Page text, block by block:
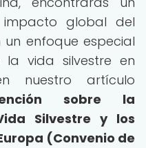
impacto global del
enfoque especial
vida silvestre en
nuestro artículo
sobre la
Silvestre y los
(Convenio de